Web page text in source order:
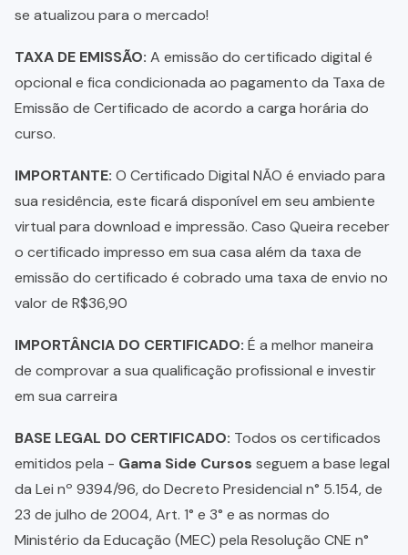
se atualizou para o mercado!
TAXA DE EMISSÃO: A emissão do certificado digital é
opcional e fica condicionada ao pagamento da Taxa de
Emissão de Certificado de acordo a carga horária do
curso.
IMPORTANTE: O Certificado Digital NÃO é enviado para
sua residência, este ficará disponível em seu ambiente
virtual para download e impressão. Caso Queira receber
o certificado impresso em sua casa além da taxa de
emissão do certificado é cobrado uma taxa de envio no
valor de R$36,90
IMPORTÂNCIA DO CERTIFICADO: É a melhor maneira
de comprovar a sua qualificação profissional e investir
em sua carreira
BASE LEGAL DO CERTIFICADO: Todos os certificados
emitidos pela - Gama Side Cursos seguem a base legal
da Lei nº 9394/96, do Decreto Presidencial n° 5.154, de
23 de julho de 2004, Art. 1° e 3° e as normas do
Ministério da Educação (MEC) pela Resolução CNE n°